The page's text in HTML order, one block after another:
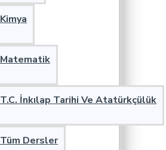
Kimya
Matematik
T.C. İnkılap Tarihi Ve Atatürkçülük
Tüm Dersler